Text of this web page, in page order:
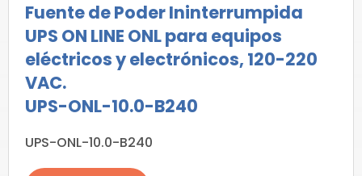
Fuente de Poder Ininterrumpida
UPS ON LINE ONL para equipos
eléctricos y electrónicos, 120-220
VAC.
UPS-ONL-10.0-B240
UPS-ONL-10.0-B240